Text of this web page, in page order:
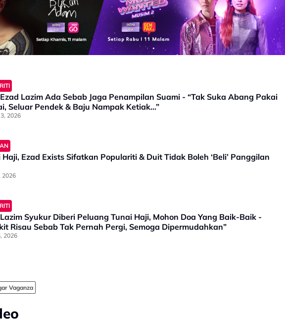
Lazim Ada Sebab Jaga Penampilan Suami - “Tak Suka Abang Pakai
Seluar Pendek & Baju Nampak Ketiak…”
2026
Exists Sifatkan Populariti & Duit Tidak Boleh ‘Beli’ Panggilan
2026
Syukur Diberi Peluang Tunai Haji, Mohon Doa Yang Baik-Baik -
Risau Sebab Tak Pernah Pergi, Semoga Dipermudahkan”
2026
Vaganza